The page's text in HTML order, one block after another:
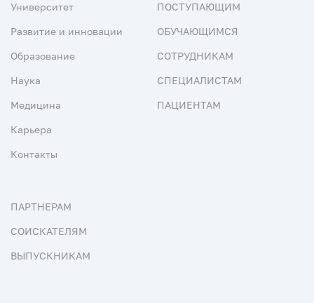
Университет
Развитие и инновации
Образование
Наука
Медицина
Карьера
Контакты
ПОСТУПАЮЩИМ
ОБУЧАЮЩИМСЯ
СОТРУДНИКАМ
СПЕЦИАЛИСТАМ
ПАЦИЕНТАМ
ПАРТНЕРАМ
СОИСКАТЕЛЯМ
ВЫПУСКНИКАМ